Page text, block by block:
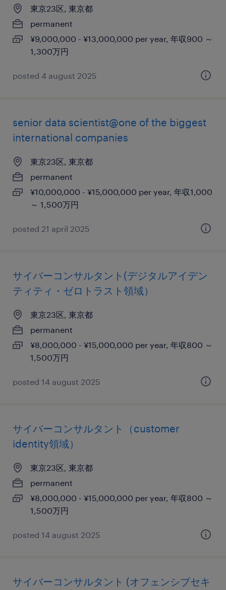
東京23区, 東京都
permanent
¥9,000,000 - ¥13,000,000 per year, 年収900 ～
1,300万円
posted 4 august 2025
senior data scientist@one of the biggest
international companies
東京23区, 東京都
permanent
¥10,000,000 - ¥15,000,000 per year, 年収1,000
～ 1,500万円
posted 21 april 2025
サイバーコンサルタント(デジタルアイデン
ティティ・ゼロトラスト領域）
東京23区, 東京都
permanent
¥8,000,000 - ¥15,000,000 per year, 年収800 ～
1,500万円
posted 14 august 2025
サイバーコンサルタント（customer
identity領域）
東京23区, 東京都
permanent
¥8,000,000 - ¥15,000,000 per year, 年収800 ～
1,500万円
posted 14 august 2025
サイバーコンサルタント (オフェンシブセキ